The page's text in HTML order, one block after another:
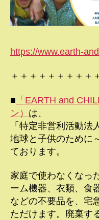
https://www.earth-
＋＋＋＋＋＋＋＋＋
■ 「EARTH and
ン） は、
「特定非営利活動法
地球と子供のために
ております。
家庭で使わなくなっ
ーム機器、衣類、食
などの不要品を、宅
ただけます。廃棄す